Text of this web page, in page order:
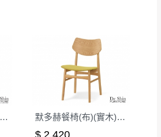
喬麗娜餐椅(布)(實木)(洗白色)(MI-1212) 默多赫餐椅(布)(實木)(MI-469)